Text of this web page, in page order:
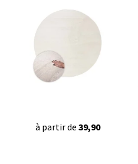
à partir de 39,90